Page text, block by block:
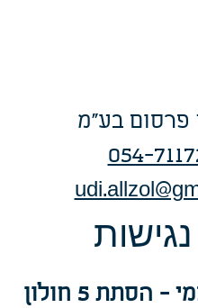
פרסום בע"מ
054-
הסתת 5 חולון